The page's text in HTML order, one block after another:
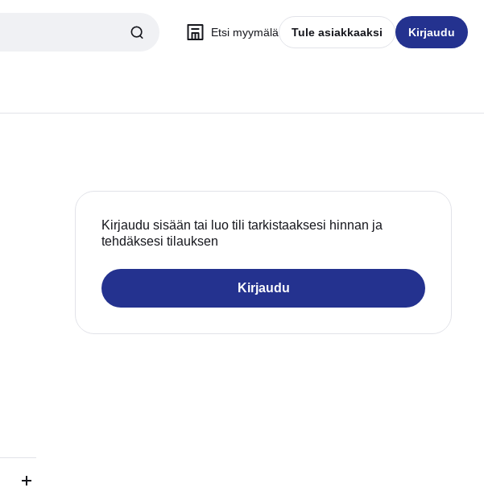
Etsi myymälä Tule asiakkaaksi Kirjaudu
Kirjaudu sisään tai luo tili tarkistaaksesi hinnan ja
tehdäksesi tilauksen
Kirjaudu